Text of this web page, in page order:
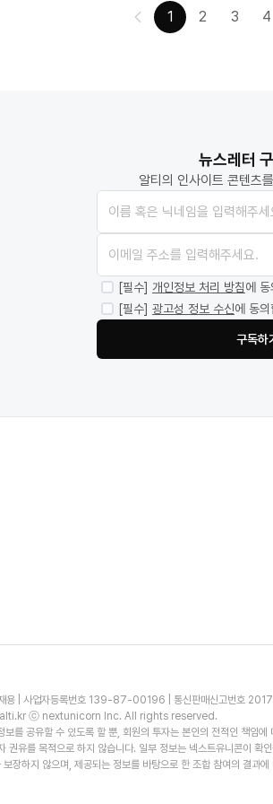
1 2 3 4
뉴스레터
알티의 인사이트 콘텐츠
[필수] 개인정보 처리 방침에 동
[필수] 광고성 정보 수신에 동
구독하
재용 | 사업자등록번호 139-87-00196 | 통신판매신고번호
ⓒ nextunicorn Inc. All rights reserved.
를 공유할 수 있도록 할 뿐, 회원의 투자는 본인의 전적인 책
권유를 목적으로 하지 않습니다. 일부 정보는 넥스트유니콘이
장하지 않으며, 제공되는 정보를 바탕으로 한 조합 참여의 결과